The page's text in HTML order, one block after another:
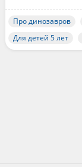
Про динозавров
Для детей 5 лет